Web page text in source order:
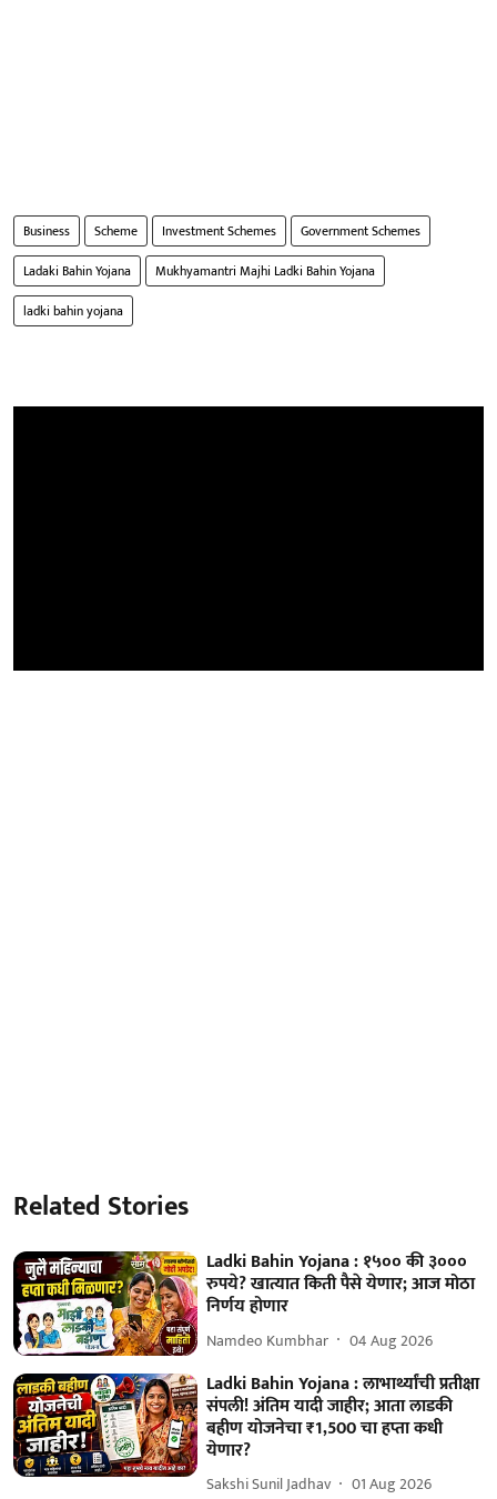
Business Scheme Investment Schemes
Government Schemes
Ladaki Bahin Yojana
Mukhyamantri Majhi Ladki Bahin Yojana
ladki bahin yojana
Related Stories
Ladki Bahin Yojana : १५०० की ३०००
रुपये? खात्यात किती पैसे येणार; आज मोठा
निर्णय होणार
Namdeo Kumbhar 04 Aug 2026
Ladki Bahin Yojana : लाभार्थ्यांची प्रतीक्षा
संपली! अंतिम यादी जाहीर; आता लाडकी
बहीण योजनेचा ₹1,500 चा हप्ता कधी
येणार?
Sakshi Sunil Jadhav 01 Aug 2026